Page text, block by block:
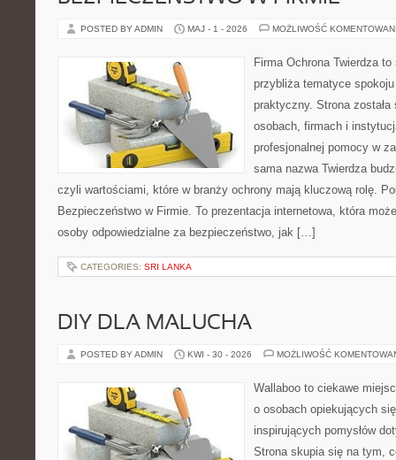
POSTED BY ADMIN MAJ - 1 - 2026 MOŻLIWOŚĆ
Firma Ochrona Twierdza
przybliża tematyce
praktyczny. Strona
osobach, firmach i
profesjonalnej pomocy w
sama nazwa Twierdza
czyli wartościami, które w branży ochrony mają kluczową rolę.
Bezpieczeństwo w Firmie. To prezentacja internetowa, która
osoby odpowiedzialne za bezpieczeństwo, jak […]
CATEGORIES: SRI LANKA
DIY DLA MALUCHA
POSTED BY ADMIN KWI - 30 - 2026 MOŻLIWOŚĆ
Wallaboo to ciekawe
o osobach opiekujących
inspirujących pomysłów
Strona skupia się na tym,